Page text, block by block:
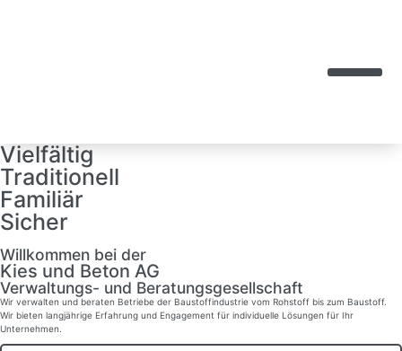
Vielfältig
Traditionell
Familiär
Sicher
Willkommen bei der
Kies und Beton AG
Verwaltungs- und Beratungsgesellschaft
Wir verwalten und beraten Betriebe der Baustoffindustrie vom Rohstoff bis zum Baustoff.
Wir bieten langjährige Erfahrung und Engagement für individuelle Lösungen für Ihr
Unternehmen.